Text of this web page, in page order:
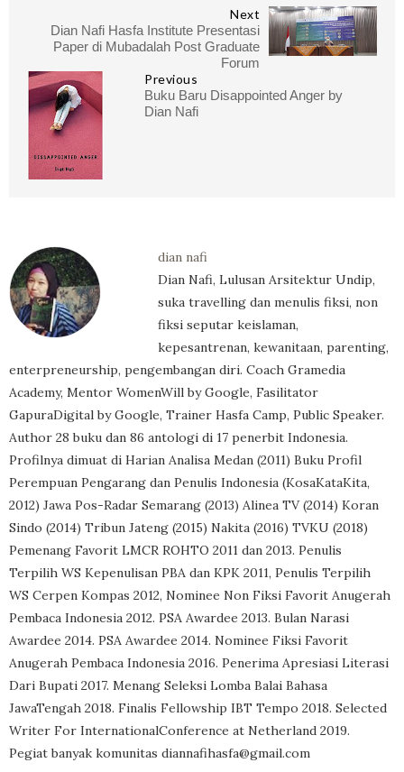
Next
Dian Nafi Hasfa Institute Presentasi
Paper di Mubadalah Post Graduate
Forum
Previous
Buku Baru Disappointed Anger by
Dian Nafi
dian nafi
Dian Nafi, Lulusan Arsitektur Undip,
suka travelling dan menulis fiksi, non
fiksi seputar keislaman,
kepesantrenan, kewanitaan, parenting,
enterpreneurship, pengembangan diri. Coach Gramedia
Academy, Mentor WomenWill by Google, Fasilitator
GapuraDigital by Google, Trainer Hasfa Camp, Public Speaker.
Author 28 buku dan 86 antologi di 17 penerbit Indonesia.
Profilnya dimuat di Harian Analisa Medan (2011) Buku Profil
Perempuan Pengarang dan Penulis Indonesia (KosaKataKita,
2012) Jawa Pos-Radar Semarang (2013) Alinea TV (2014) Koran
Sindo (2014) Tribun Jateng (2015) Nakita (2016) TVKU (2018)
Pemenang Favorit LMCR ROHTO 2011 dan 2013. Penulis
Terpilih WS Kepenulisan PBA dan KPK 2011, Penulis Terpilih
WS Cerpen Kompas 2012, Nominee Non Fiksi Favorit Anugerah
Pembaca Indonesia 2012. PSA Awardee 2013. Bulan Narasi
Awardee 2014. PSA Awardee 2014. Nominee Fiksi Favorit
Anugerah Pembaca Indonesia 2016. Penerima Apresiasi Literasi
Dari Bupati 2017. Menang Seleksi Lomba Balai Bahasa
JawaTengah 2018. Finalis Fellowship IBT Tempo 2018. Selected
Writer For InternationalConference at Netherland 2019.
Pegiat banyak komunitas diannafihasfa@gmail.com